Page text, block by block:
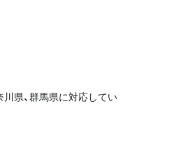
川県、群馬県に対応してい